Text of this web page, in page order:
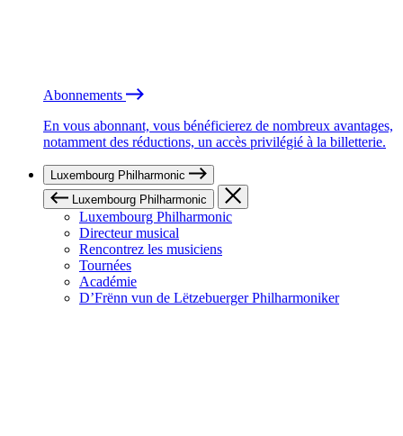
Abonnements
En vous abonnant, vous bénéficierez de nombreux avantages,
notamment des réductions, un accès privilégié à la billetterie.
Luxembourg Philharmonic
Luxembourg Philharmonic
Luxembourg Philharmonic
Directeur musical
Rencontrez les musiciens
Tournées
Académie
D’Frënn vun de Lëtzebuerger Philharmoniker